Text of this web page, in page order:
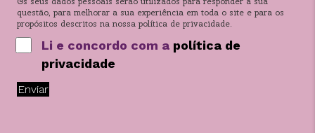
questão, para melhorar a sua experiência em toda o site e para os
propósitos descritos na nossa política de privacidade.
Li e concordo com a política de
privacidade
Enviar